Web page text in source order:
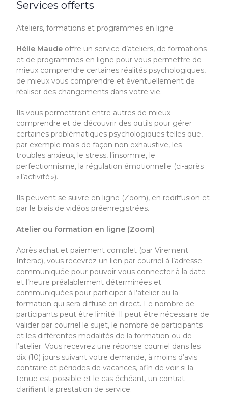
Services offerts
Ateliers, formations et programmes en ligne
Hélie Maude offre un service d’ateliers, de formations
et de programmes en ligne pour vous permettre de
mieux comprendre certaines réalités psychologiques,
de mieux vous comprendre et éventuellement de
réaliser des changements dans votre vie.
Ils vous permettront entre autres de mieux
comprendre et de découvrir des outils pour gérer
certaines problématiques psychologiques telles que,
par exemple mais de façon non exhaustive, les
troubles anxieux, le stress, l’insomnie, le
perfectionnisme, la régulation émotionnelle (ci-après
« l’activité »).
Ils peuvent se suivre en ligne (Zoom), en rediffusion et
par le biais de vidéos préenregistrées.
Atelier ou formation en ligne (Zoom)
Après achat et paiement complet (par Virement
Interac), vous recevrez un lien par courriel à l’adresse
communiquée pour pouvoir vous connecter à la date
et l’heure préalablement déterminées et
communiquées pour participer à l’atelier ou la
formation qui sera diffusé en direct. Le nombre de
participants peut être limité. Il peut être nécessaire de
valider par courriel le sujet, le nombre de participants
et les différentes modalités de la formation ou de
l’atelier. Vous recevrez une réponse courriel dans les
dix (10) jours suivant votre demande, à moins d’avis
contraire et périodes de vacances, afin de voir si la
tenue est possible et le cas échéant, un contrat
clarifiant la prestation de service.